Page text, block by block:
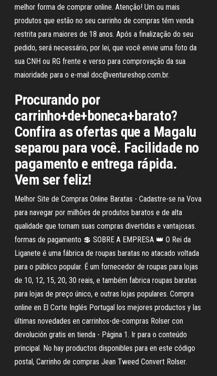
melhor forma de comprar online. Atenção! Um ou mais
produtos que estão no seu carrinho de compras têm venda
restrita para maiores de 18 anos. Após a finalização do seu
pedido, será necessário, por lei, que você envie uma foto da
sua CNH ou RG frente e verso para comprovação da sua
maioridade para o e-mail doc@ventureshop.com.br.
Procurando por
carrinho+de+boneca+barato?
Confira as ofertas que a Magalu
separou para você. Facilidade no
pagamento e entrega rápida.
Vem ser feliz!
Melhor Site de Compras Online Baratas - Cadastre-se na Vova
para navegar por milhões de produtos baratos e de alta
qualidade que tornam suas compras divertidas e vantajosas.
formas de pagamento 💲 SOBRE A EMPRESA 👑 O Rei da
Liganete é uma fábrica de roupas baratas no atacado voltada
para o público popular. É um fornecedor de roupas para lojas
de 10, 12, 15, 20, 30 reais, e também fabrica roupas baratas
para lojas de preço único, e outras lojas populares. Compra
online en El Corte Inglés Portugal los mejores productos y las
últimas novedades en carrinhos-de-compras Rolser con
devolución gratis en tienda - Página 1. Ir para o conteúdo
principal. No hay productos disponibles para en este código
postal, Carrinho de compras Jean Tweed Convert Rolser.